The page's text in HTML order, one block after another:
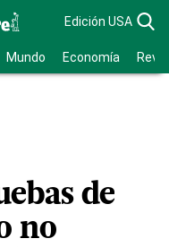
Edición USA
Mundo Economía
de
no